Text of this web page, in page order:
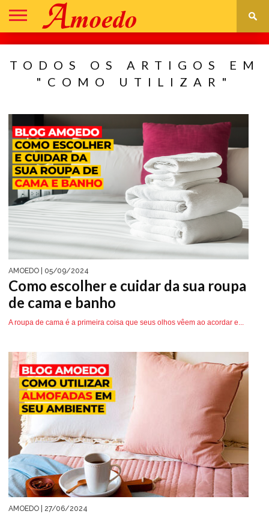
DECORAÇÃO
PARA
LOJA
TÉCNICA
TODOS OS ARTIGOS EM
"COMO UTILIZAR"
AMOEDO | 05/09/2024
Como escolher e cuidar da sua roupa
de cama e banho
A roupa de cama é a primeira coisa que seus olhos vêem ao acordar e...
AMOEDO | 27/06/2024